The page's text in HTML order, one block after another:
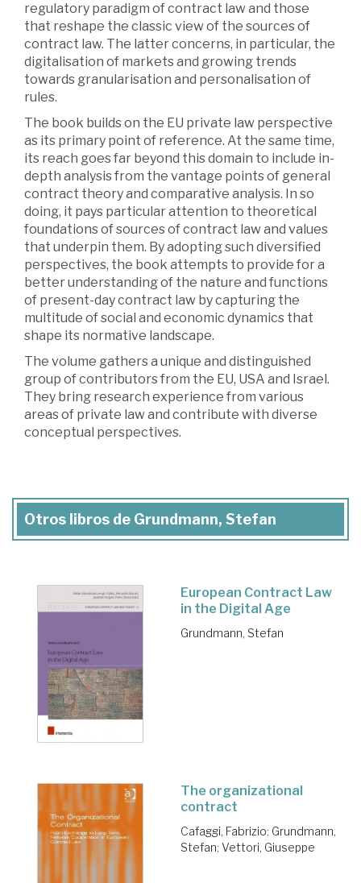
regulatory paradigm of contract law and those
that reshape the classic view of the sources of
contract law. The latter concerns, in particular, the
digitalisation of markets and growing trends
towards granularisation and personalisation of
rules.
The book builds on the EU private law perspective
as its primary point of reference. At the same time,
its reach goes far beyond this domain to include in-
depth analysis from the vantage points of general
contract theory and comparative analysis. In so
doing, it pays particular attention to theoretical
foundations of sources of contract law and values
that underpin them. By adopting such diversified
perspectives, the book attempts to provide for a
better understanding of the nature and functions
of present-day contract law by capturing the
multitude of social and economic dynamics that
shape its normative landscape.
The volume gathers a unique and distinguished
group of contributors from the EU, USA and Israel.
They bring research experience from various
areas of private law and contribute with diverse
conceptual perspectives.
Otros libros de Grundmann, Stefan
European Contract Law
in the Digital Age
Grundmann, Stefan
The organizational
contract
Cafaggi, Fabrizio; Grundmann,
Stefan; Vettori, Giuseppe